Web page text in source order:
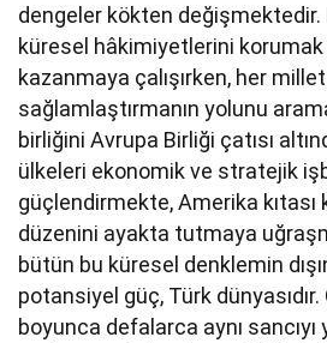
dengeler kökten değişmektedir.
küresel hâkimiyetlerini
kazanmaya çalışırken, her
sağlamlaştırmanın yolunu
birliğini Avrupa Birliği çatısı
ülkeleri ekonomik ve stratejik
güçlendirmekte, Amerika kıtası
düzenini ayakta tutmaya
bütün bu küresel denklemin
potansiyel güç, Türk
boyunca defalarca aynı sancıyı